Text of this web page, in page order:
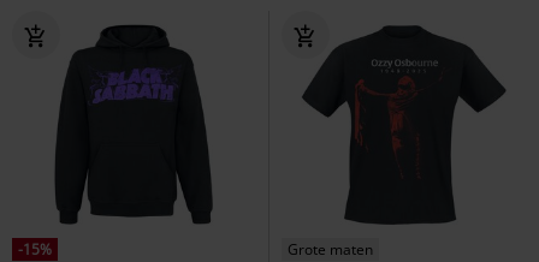
-15%
Grote maten